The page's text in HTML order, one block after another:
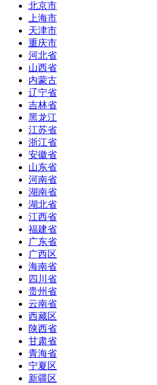
北京市
上海市
天津市
重庆市
河北省
山西省
内蒙古
辽宁省
吉林省
黑龙江
江苏省
浙江省
安徽省
山东省
河南省
湖南省
湖北省
江西省
福建省
广东省
广西区
海南省
四川省
贵州省
云南省
西藏区
陕西省
甘肃省
青海省
宁夏区
新疆区